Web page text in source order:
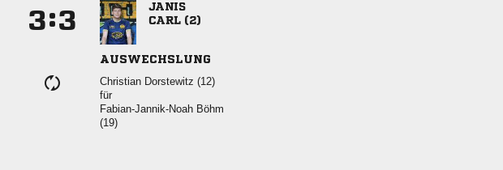
:

 
AUSWECHSLUNG
  
für
 
